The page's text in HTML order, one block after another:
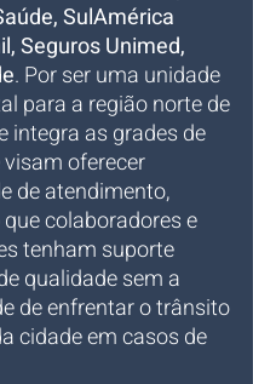
SulAmérica
Seguros Unimed,
. Por ser uma unidade
para a região norte de
integra as grades de
oferecer
de atendimento,
colaboradores e
tenham suporte
qualidade sem a
de enfrentar o trânsito
cidade em casos de